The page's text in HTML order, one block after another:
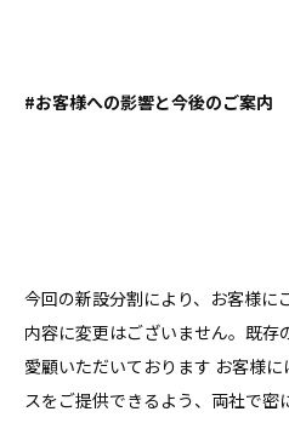
#お客様への影響と今後のご案内
今回の新設分割により、お客様に
内容に変更はございません。既
愛顧いただいております お客様
スをご提供できるよう、両社で密